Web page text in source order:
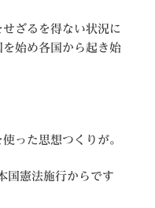
ざるを得ない状況に
始め各国から起き始
った思想つくりが。
国憲法施行からです